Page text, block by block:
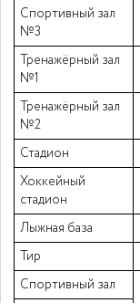
Спортивный зал
№3
Тренажёрный зал
№1
Тренажёрный зал
№2
Стадион
Хоккейный
стадион
Лыжная база
Тир
Спортивный зал